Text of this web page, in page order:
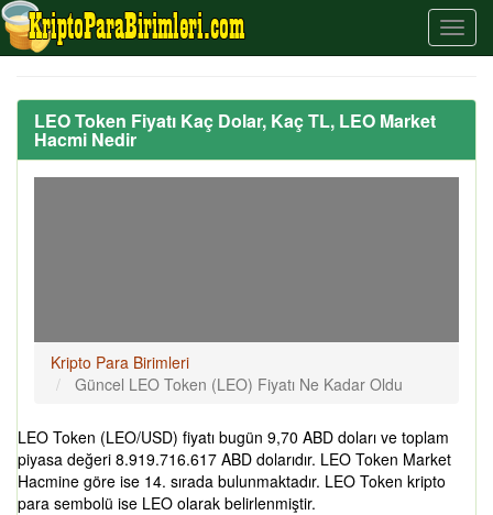
LEO Token Fiyatı Kaç Dolar, Kaç TL, LEO Market
Hacmi Nedir
Kripto Para Birimleri
Güncel LEO Token (LEO) Fiyatı Ne Kadar Oldu
LEO Token (LEO/USD) fiyatı bugün 9,70 ABD doları ve toplam
piyasa değeri 8.919.716.617 ABD dolarıdır. LEO Token Market
Hacmine göre ise 14. sırada bulunmaktadır. LEO Token kripto
para sembolü ise LEO olarak belirlenmiştir.